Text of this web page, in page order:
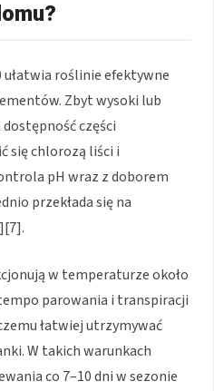
ułatwia roślinie efektywne
Zbyt wysoki lub
części
się chlorozą liści i
pH wraz z doborem
przekłada się na
w temperaturze około
parowania i transpiracji
łatwiej utrzymywać
W takich warunkach
co 7–10 dni w sezonie